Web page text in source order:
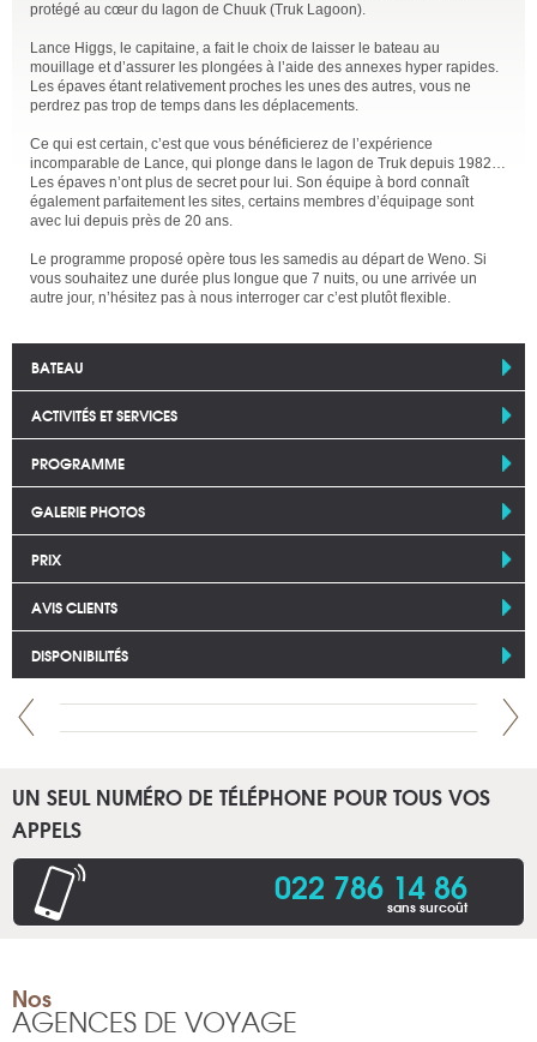
protégé au cœur du lagon de Chuuk (Truk Lagoon).
Lance Higgs, le capitaine, a fait le choix de laisser le bateau au
mouillage et d’assurer les plongées à l’aide des annexes hyper rapides.
Les épaves étant relativement proches les unes des autres, vous ne
perdrez pas trop de temps dans les déplacements.
Ce qui est certain, c’est que vous bénéficierez de l’expérience
incomparable de Lance, qui plonge dans le lagon de Truk depuis 1982…
Les épaves n’ont plus de secret pour lui. Son équipe à bord connaît
également parfaitement les sites, certains membres d’équipage sont
avec lui depuis près de 20 ans.
Le programme proposé opère tous les samedis au départ de Weno. Si
vous souhaitez une durée plus longue que 7 nuits, ou une arrivée un
autre jour, n’hésitez pas à nous interroger car c’est plutôt flexible.
BATEAU
ACTIVITÉS ET SERVICES
PROGRAMME
GALERIE PHOTOS
PRIX
AVIS CLIENTS
DISPONIBILITÉS
UN SEUL NUMÉRO DE TÉLÉPHONE POUR TOUS VOS
APPELS
022 786 14 86
sans surcoût
Nos
AGENCES DE VOYAGE